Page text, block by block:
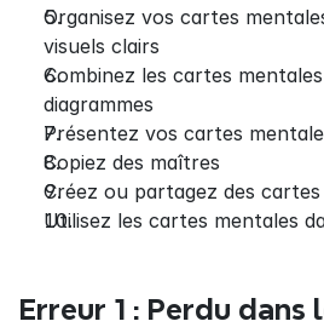
Organisez vos cartes
visuels clairs
Combinez les cartes
diagrammes
Présentez vos cartes
Copiez des maîtres
Créez ou partagez des
Utilisez les cartes mentales
Erreur 1 : Perdu